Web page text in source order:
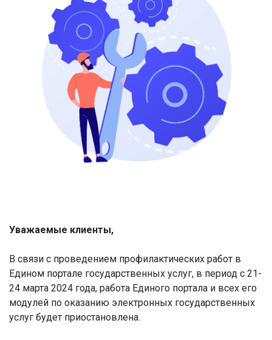
Уважаемые клиенты,
В связи с проведением профилактических работ в
Едином портале государственных услуг, в период с 21-
24 марта 2024 года, работа Единого портала и всех его
модулей по оказанию электронных государственных
услуг будет приостановлена.